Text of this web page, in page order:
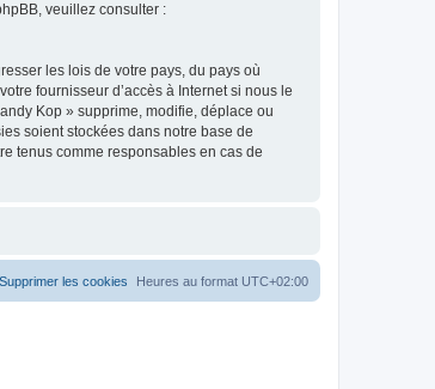
veuillez consulter :
les lois de votre pays, du pays où
fournisseur d’accès à Internet si nous le
Kop » supprime, modifie, déplace ou
soient stockées dans notre base de
tenus comme responsables en cas de
Heures au format UTC+02:00
Supprimer les cookies